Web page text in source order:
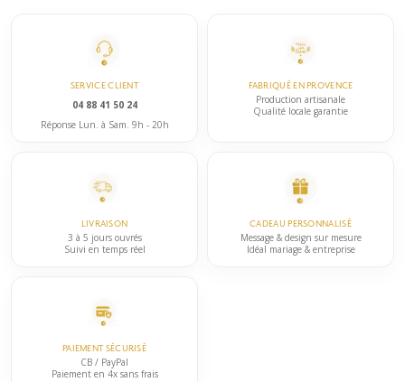
SERVICE CLIENT
04 88 41 50 24
Réponse Lun. à Sam. 9h - 20h
FABRIQUÉ EN PROVENCE
Production artisanale
Qualité locale garantie
LIVRAISON
3 à 5 jours ouvrés
Suivi en temps réel
CADEAU PERSONNALISÉ
Message & design sur mesure
Idéal mariage & entreprise
PAIEMENT SÉCURISÉ
CB / PayPal
Paiement en 4x sans frais